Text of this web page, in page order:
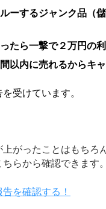
ルーするジャンク品（
たら一撃で２万円の
間以内に売れるからキ
受けています。
がったことはもちろ
らから確認できます。
を確認する！